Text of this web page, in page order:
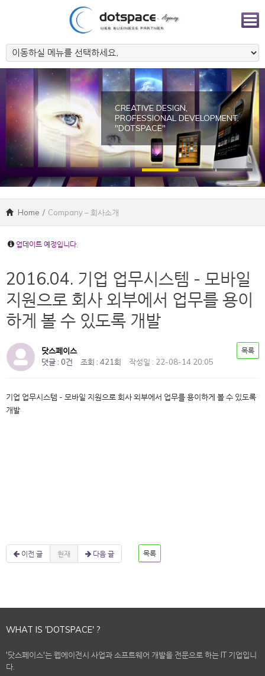
CREATIVE DESIGN,
PROFESSIONAL DEVELOPMENT.
"DOTSPACE"
Home / Company – 회사소개
업데이트 예정입니다.
2016.04. 기업 업무시스템 - 모바일
지원으로 회사 외부에서 업무를 용이
하게 볼 수 있도록 개발
닷스페이스
댓글 : 0건
조회 : 421회 작성일 : 22-08-14 20:05
목록
기업 업무시스템 - 모바일 지원으로 회사 외부에서 업무를 용이하게 볼 수 있도록
개발
이전 글 현재 다음 글 목록
WHAT IS 'DOTSPACE' ?
'닷스페이스'는 웹에이전시 사업과 소프트웨어 개발을 전문으로 하는 IT 기업입니
다.